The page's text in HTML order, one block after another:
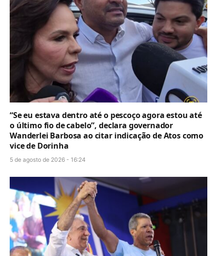
“Se eu estava dentro até o pescoço agora estou até
o último fio de cabelo”, declara governador
Wanderlei Barbosa ao citar indicação de Atos como
vice de Dorinha
5 de agosto de 2026 - 16:24